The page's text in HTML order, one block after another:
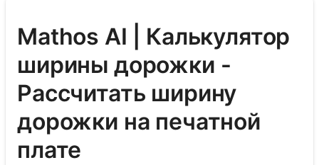
Mathos AI | Калькулятор
ширины дорожки -
Рассчитать ширину
дорожки на печатной
плате